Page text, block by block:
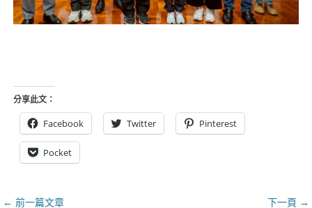
分享此文：
Facebook Twitter Pinterest
Pocket
文
← 前一篇文章
下一頁 →